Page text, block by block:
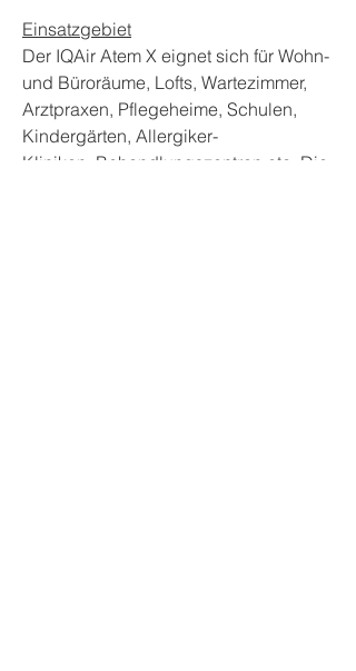
Einsatzgebiet
Der IQAir Atem X eignet sich für Wohn-
und Büroräume, Lofts, Wartezimmer,
Arztpraxen, Pflegeheime, Schulen,
Kindergärten, Allergiker-
Kliniken, Behandlungszentren etc. Die